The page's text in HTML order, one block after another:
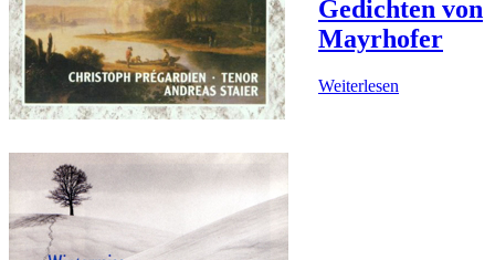
Gedichten von
Mayrhofer
Weiterlesen